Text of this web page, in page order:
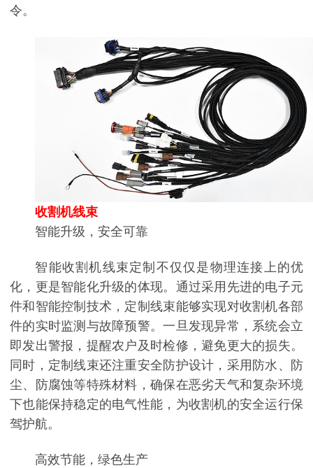
令。
收割机线束
智能升级，安全可靠
智能收割机线束定制不仅仅是物理连接上的优
化，更是智能化升级的体现。通过采用先进的电子元
件和智能控制技术，定制线束能够实现对收割机各部
件的实时监测与故障预警。一旦发现异常，系统会立
即发出警报，提醒农户及时检修，避免更大的损失。
同时，定制线束还注重安全防护设计，采用防水、防
尘、防腐蚀等特殊材料，确保在恶劣天气和复杂环境
下也能保持稳定的电气性能，为收割机的安全运行保
驾护航。
高效节能，绿色生产